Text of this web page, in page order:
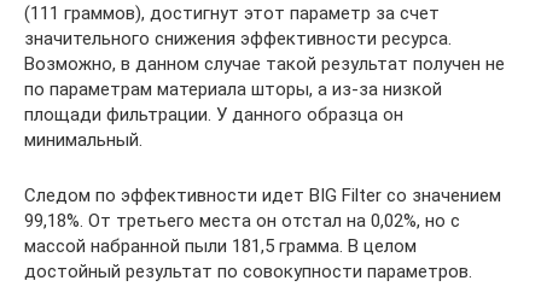
(111 граммов), достигнут этот параметр за счет
значительного снижения эффективности ресурса.
Возможно, в данном случае такой результат получен не
по параметрам материала шторы, а из-за низкой
площади фильтрации. У данного образца он
минимальный.
Следом по эффективности идет BIG Filter со значением
99,18%. От третьего места он отстал на 0,02%, но с
массой набранной пыли 181,5 грамма. В целом
достойный результат по совокупности параметров.